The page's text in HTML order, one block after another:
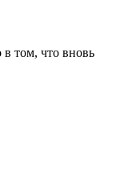
том, что вновь